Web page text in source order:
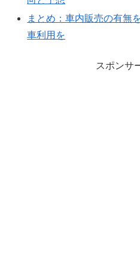
まとめ：車内販売の有無
車利用を
スポンサ